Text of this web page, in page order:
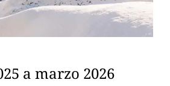
a marzo 2026